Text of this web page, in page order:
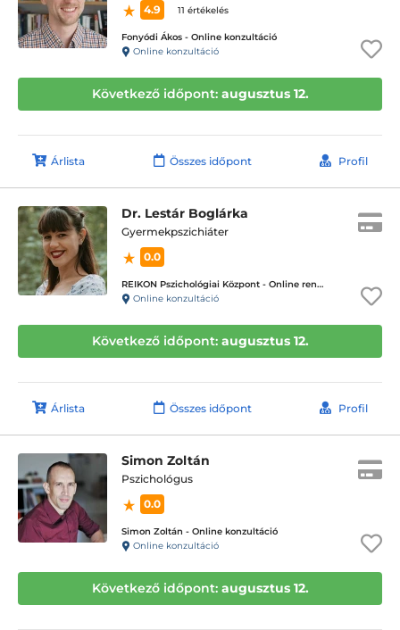
4.9
11 értékelés
Fonyódi Ákos - Online konzultáció
Online konzultáció
Következő időpont: augusztus 12.
Árlista Összes időpont Profil
Dr. Lestár Boglárka
Gyermekpszichiáter
0.0
REIKON Pszichológiai Központ - Online rendelés
Online konzultáció
Következő időpont: augusztus 12.
Árlista Összes időpont Profil
Simon Zoltán
Pszichológus
0.0
Simon Zoltán - Online konzultáció
Online konzultáció
Következő időpont: augusztus 12.